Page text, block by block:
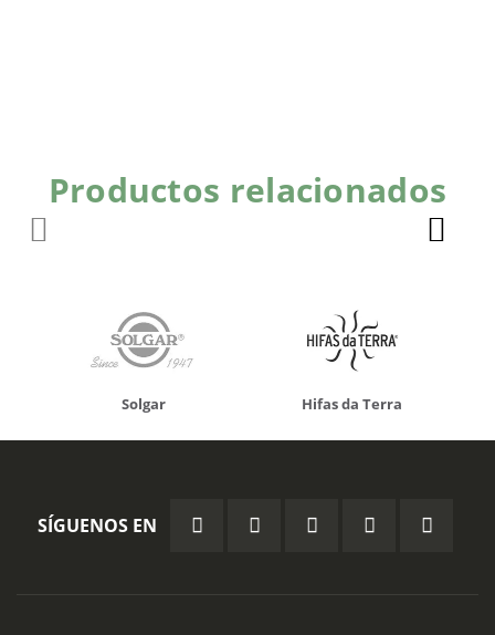
Productos relacionados
Solgar Hifas da Terra
SÍGUENOS EN